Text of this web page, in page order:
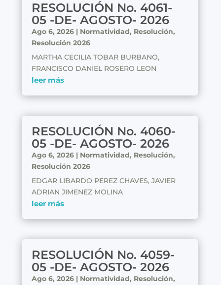
RESOLUCIÓN No. 4061-
05 -DE- AGOSTO- 2026
Ago 6, 2026| Normatividad, Resolución,
Resolución 2026
MARTHA CECILIA TOBAR BURBANO,
FRANCISCO DANIEL ROSERO LEON
leer más
RESOLUCIÓN No. 4060-
05 -DE- AGOSTO- 2026
Ago 6, 2026| Normatividad, Resolución,
Resolución 2026
EDGAR LIBARDO PEREZ CHAVES, JAVIER
ADRIAN JIMENEZ MOLINA
leer más
RESOLUCIÓN No. 4059-
05 -DE- AGOSTO- 2026
Ago 6, 2026| Normatividad, Resolución,